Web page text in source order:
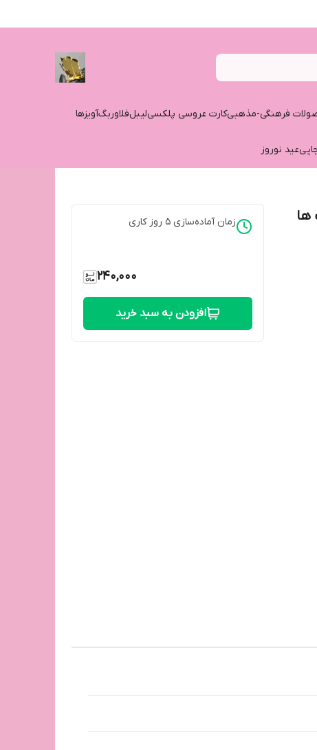
فرهنگی-مذهبیکارت عروسی پلکسیلیبلفلاوربگآویزها
عید نوروز
ها
زمان آماده‌سازی 5 روز کاری
240,000
افزودن به سبد خرید